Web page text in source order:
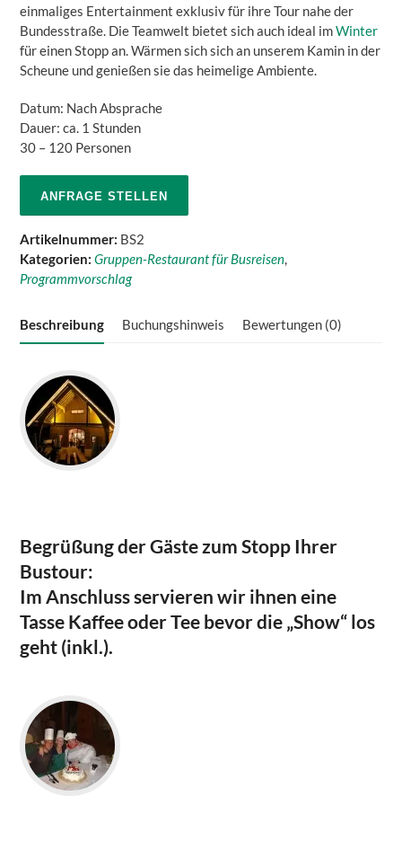
einmaliges Entertainment exklusiv für ihre Tour nahe der
Bundesstraße. Die Teamwelt bietet sich auch ideal imWinter
für einen Stopp an. Wärmen sich sich an unserem Kamin in der
Scheune und genießen sie das heimelige Ambiente.
Datum: Nach Absprache
Dauer: ca. 1 Stunden
30 – 120 Personen
ANFRAGE STELLEN
Artikelnummer: BS2
Kategorien: Gruppen-Restaurant für Busreisen,
Programmvorschlag
Beschreibung Buchungshinweis Bewertungen (0)
Begrüßung der Gäste zum Stopp Ihrer
Bustour:
Im Anschluss servieren wir ihnen eine
Tasse Kaffee oder Tee bevor die „Show“ los
geht (inkl.).